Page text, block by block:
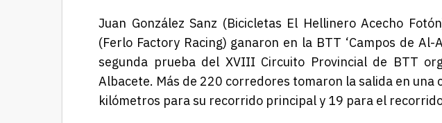
Juan González Sanz (Bicicletas El Hellinero Acecho
(Ferlo Factory Racing) ganaron en la BTT ‘Campos de Al-
segunda prueba del XVIII Circuito Provincial de BTT
Albacete. Más de 220 corredores tomaron la salida en una
kilómetros para su recorrido principal y 19 para el